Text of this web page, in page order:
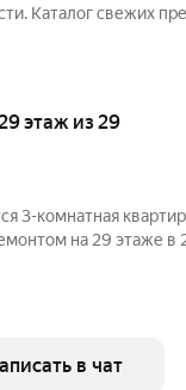
Каталог свежих
этаж из 29
3-комнатная
на 29 этаже в
в чат